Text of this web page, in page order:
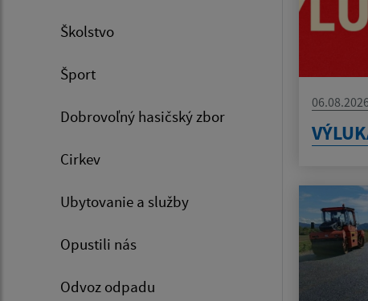
Školstvo
Šport
Dobrovoľný hasičský zbor
Cirkev
Ubytovanie a služby
Opustili nás
Odvoz odpadu
06.08.2026